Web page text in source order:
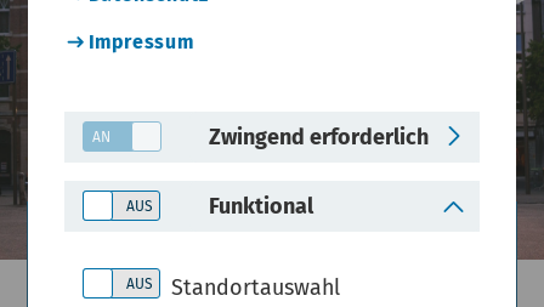
Impressum
Zwingend erforderlich
Funktional
Standortauswahl